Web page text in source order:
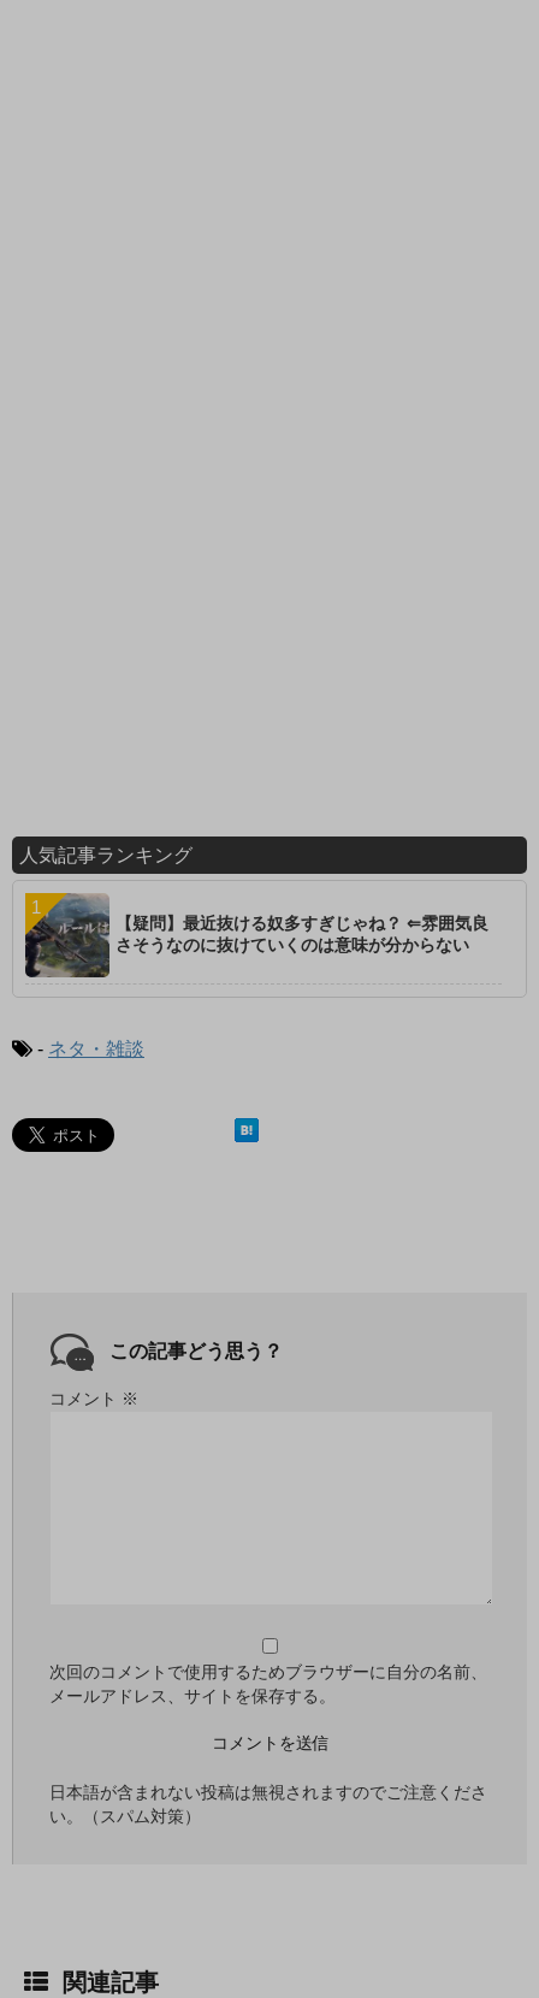
人気記事ランキング
【疑問】最近抜ける奴多すぎじゃね？ ⇐雰囲気良
さそうなのに抜けていくのは意味が分からない
- ネタ・雑談
この記事どう思う？
コメント ※
次回のコメントで使用するためブラウザーに自分の名前、
メールアドレス、サイトを保存する。
日本語が含まれない投稿は無視されますのでご注意くださ
い。（スパム対策）
関連記事